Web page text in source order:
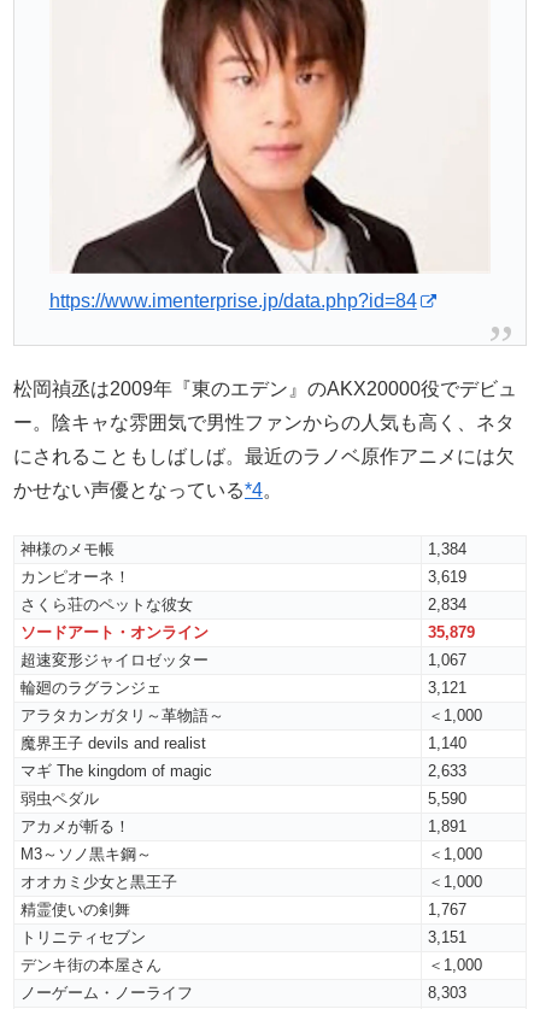
https://www.imenterprise.jp/data.php?id=84
松岡禎丞は2009年『東のエデン』のAKX20000役でデビュ
ー。陰キャな雰囲気で男性ファンからの人気も高く、ネタ
にされることもしばしば。最近のラノベ原作アニメには欠
かせない声優となっている*4。
神様のメモ帳
1,384
カンピオーネ！
3,619
さくら荘のペットな彼女
2,834
ソードアート・オンライン
35,879
超速変形ジャイロゼッター
1,067
輪廻のラグランジェ
3,121
アラタカンガタリ～革物語～
＜1,000
魔界王子 devils and realist
1,140
マギ The kingdom of magic
2,633
弱虫ペダル
5,590
アカメが斬る！
1,891
M3～ソノ黒キ鋼～
＜1,000
オオカミ少女と黒王子
＜1,000
精霊使いの剣舞
1,767
トリニティセブン
3,151
デンキ街の本屋さん
＜1,000
ノーゲーム・ノーライフ
8,303